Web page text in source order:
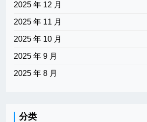
2025 年 12 月
2025 年 11 月
2025 年 10 月
2025 年 9 月
2025 年 8 月
分类